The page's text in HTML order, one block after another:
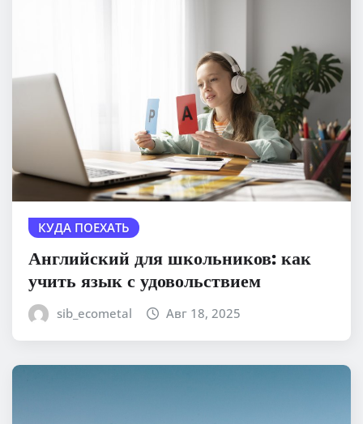
КУДА ПОЕХАТЬ
Английский для школьников: как
учить язык с удовольствием
sib_ecometal Авг 18, 2025